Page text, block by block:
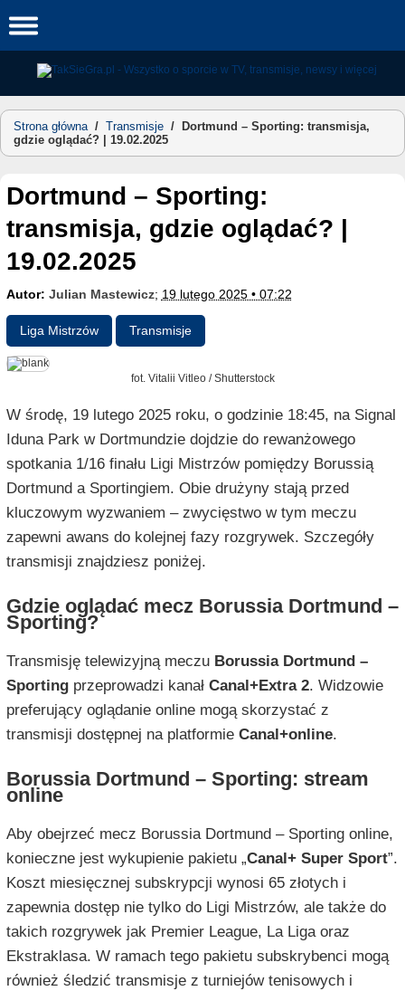
to
Strona główna/ Transmisje /
Dortmund – Sporting: transmisja,
gdzie oglądać? | 19.02.2025
Dortmund – Sporting:
transmisja, gdzie oglądać? |
19.02.2025
Autor: Julian Mastewicz; 19 lutego 2025 • 07:22
Liga Mistrzów Transmisje
fot. Vitalii Vitleo / Shutterstock
W środę, 19 lutego 2025 roku, o godzinie 18:45, na Signal
Iduna Park w Dortmundzie dojdzie do rewanżowego
spotkania 1/16 finału Ligi Mistrzów pomiędzy Borussią
Dortmund a Sportingiem. Obie drużyny stają przed
kluczowym wyzwaniem – zwycięstwo w tym meczu
zapewni awans do kolejnej fazy rozgrywek. Szczegóły
transmisji znajdziesz poniżej.
Gdzie oglądać mecz Borussia Dortmund –
Sporting?
Transmisję telewizyjną meczu Borussia Dortmund –
Sportingprzeprowadzi kanał Canal+Extra 2. Widzowie
preferujący oglądanie online mogą skorzystać z
transmisji dostępnej na platformie Canal+online.
Borussia Dortmund – Sporting: stream
online
Aby obejrzeć mecz Borussia Dortmund – Sporting online,
konieczne jest wykupienie pakietu „Canal+ Super Sport”.
Koszt miesięcznej subskrypcji wynosi 65 złotych i
zapewnia dostęp nie tylko do Ligi Mistrzów, ale także do
takich rozgrywek jak Premier League, La Liga oraz
Ekstraklasa. W ramach tego pakietu subskrybenci mogą
również śledzić transmisje z turniejów tenisowych i